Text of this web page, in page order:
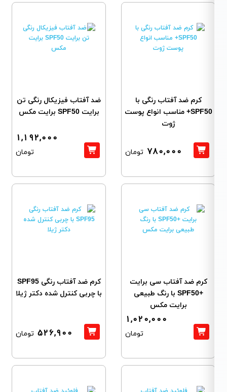
کرم ضد آفتاب رنگی با
SPF50+ مناسب انواع پوست
ژوت
780,000 تومان
ضد آفتاب فیزیکال رنگی تن
برایت SPF50 برایت مکس
1,192,000
تومان
کرم ضد آفتاب سی برایت
+SPF50 با رنگ طبیعی
برایت مکس
1,020,000
تومان
کرم ضد آفتاب رنگی SPF95
با چربی کنترل شده دکتر ژیلا
526,900 تومان